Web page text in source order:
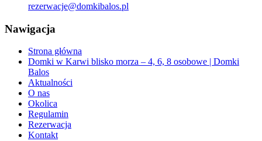
rezerwacje@domkibalos.pl
Nawigacja
Strona główna
Domki w Karwi blisko morza – 4, 6, 8 osobowe | Domki
Balos
Aktualności
O nas
Okolica
Regulamin
Rezerwacja
Kontakt